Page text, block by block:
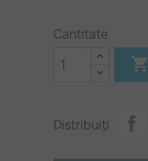
Cantitate

Distribuiți